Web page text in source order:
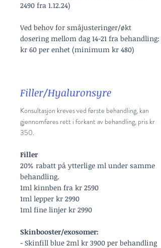
2490 fra 1.12.24)
Ved behov for småjusteringer/økt
dosering mellom dag 14-21 fra behandling:
kr 60 per enhet (minimum kr 480)
Filler/Hyaluronsyre
Konsultasjon kreves ved første behandling, kan
gjennomføres rett i forkant av behandling, pris kr
350.
Filler
20% rabatt på ytterlige ml under samme
behandling.
1ml kinnben fra kr 2590
1ml lepper kr 2990
1ml fine linjer kr 2990
Skinbooster/exosomer:
- Skinfill blue 2ml kr 3900 per behandling